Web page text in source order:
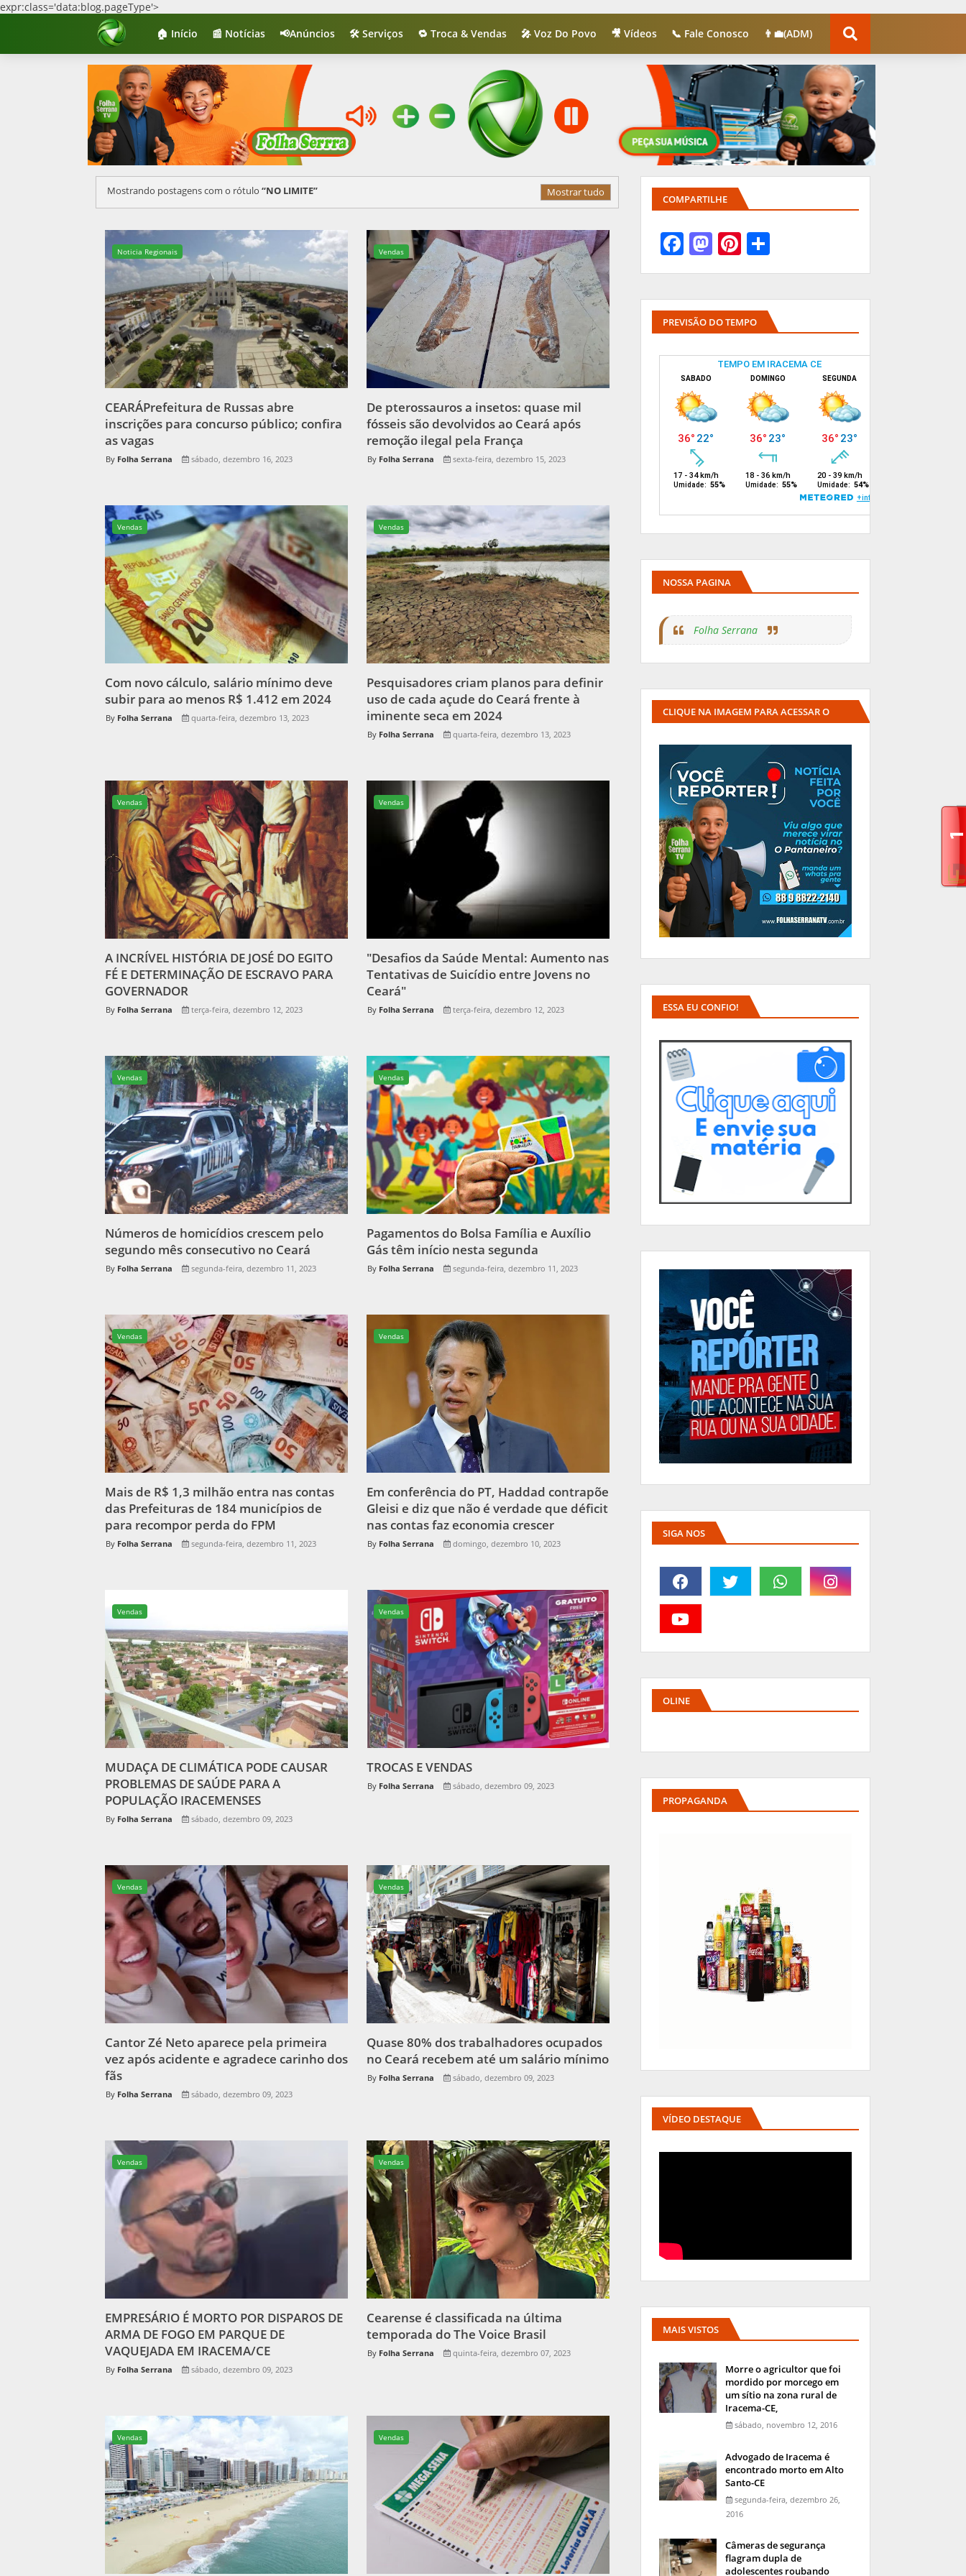
expr:class='data:blog.pageType'>
🏠 Início
📰 Notícias 📢Anúncios 🛠️ Serviços 🔁 Troca & Vendas 🎤 Voz Do Povo 🎥 Vídeos 📞 Fale Conosco 👨‍💼(ADM)
Mostrando postagens com o rótulo NO LIMITE Mostrar tudo
Noticia Regionais
CEARÁPrefeitura de Russas abre
inscrições para concurso público; confira
as vagas
Folha Serrana sábado, dezembro 16, 2023
Vendas
De pterossauros a insetos: quase mil
fósseis são devolvidos ao Ceará após
remoção ilegal pela França
Folha Serrana sexta-feira, dezembro 15, 2023
Vendas
Com novo cálculo, salário mínimo deve
subir para ao menos R$ 1.412 em 2024
Folha Serrana quarta-feira, dezembro 13, 2023
Vendas
Pesquisadores criam planos para definir
uso de cada açude do Ceará frente à
iminente seca em 2024
Folha Serrana quarta-feira, dezembro 13, 2023
Vendas
A INCRÍVEL HISTÓRIA DE JOSÉ DO EGITO
FÉ E DETERMINAÇÃO DE ESCRAVO PARA
GOVERNADOR
Folha Serrana terça-feira, dezembro 12, 2023
Vendas
"Desafios da Saúde Mental: Aumento nas
Tentativas de Suicídio entre Jovens no
Ceará"
Folha Serrana terça-feira, dezembro 12, 2023
Vendas
Números de homicídios crescem pelo
segundo mês consecutivo no Ceará
Folha Serrana segunda-feira, dezembro 11, 2023
Vendas
Pagamentos do Bolsa Família e Auxílio
Gás têm início nesta segunda
Folha Serrana segunda-feira, dezembro 11, 2023
Vendas
Mais de R$ 1,3 milhão entra nas contas
das Prefeituras de 184 municípios de
para recompor perda do FPM
Folha Serrana segunda-feira, dezembro 11, 2023
Vendas
Em conferência do PT, Haddad contrapõe
Gleisi e diz que não é verdade que déficit
nas contas faz economia crescer
Folha Serrana domingo, dezembro 10, 2023
Vendas
MUDAÇA DE CLIMÁTICA PODE CAUSAR
PROBLEMAS DE SAÚDE PARA A
POPULAÇÃO IRACEMENSES
Folha Serrana sábado, dezembro 09, 2023
Vendas
TROCAS E VENDAS
Folha Serrana sábado, dezembro 09, 2023
Vendas
Cantor Zé Neto aparece pela primeira
vez após acidente e agradece carinho dos
fãs
Folha Serrana sábado, dezembro 09, 2023
Vendas
Quase 80% dos trabalhadores ocupados
no Ceará recebem até um salário mínimo
Folha Serrana sábado, dezembro 09, 2023
Vendas
EMPRESÁRIO É MORTO POR DISPAROS DE
ARMA DE FOGO EM PARQUE DE
VAQUEJADA EM IRACEMA/CE
Folha Serrana sábado, dezembro 09, 2023
Vendas
Cearense é classificada na última
temporada do The Voice Brasil
Folha Serrana quinta-feira, dezembro 07, 2023
Vendas Vendas
COMPARTILHE
PREVISÃO DO TEMPO
NOSSA PAGINA
Folha Serrana
CLIQUE NA IMAGEM PARA ACESSAR O
ESSA EU CONFIO!
SIGA NOS
OLINE
PROPAGANDA
VÍDEO DESTAQUE
MAIS VISTOS
Morre o agricultor que foi
mordido por morcego em
um sítio na zona rural de
Iracema-CE,
sábado, novembro 12, 2016
Advogado de Iracema é
encontrado morto em Alto
Santo-CE
segunda-feira, dezembro 26,
2016
Câmeras de segurança
flagram dupla de
adolescentes roubando